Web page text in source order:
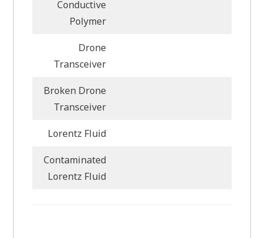
Conductive
Polymer
Drone
Transceiver
Broken Drone
Transceiver
Lorentz Fluid
Contaminated
Lorentz Fluid